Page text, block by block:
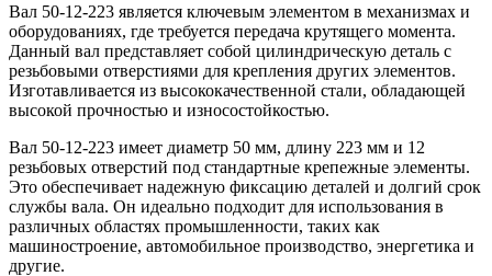
Вал 50-12-223 является ключевым элементом в механизмах и
оборудованиях, где требуется передача крутящего момента.
Данный вал представляет собой цилиндрическую деталь с
резьбовыми отверстиями для крепления других элементов.
Изготавливается из высококачественной стали, обладающей
высокой прочностью и износостойкостью.
Вал 50-12-223 имеет диаметр 50 мм, длину 223 мм и 12
резьбовых отверстий под стандартные крепежные элементы.
Это обеспечивает надежную фиксацию деталей и долгий срок
службы вала. Он идеально подходит для использования в
различных областях промышленности, таких как
машиностроение, автомобильное производство, энергетика и
другие.